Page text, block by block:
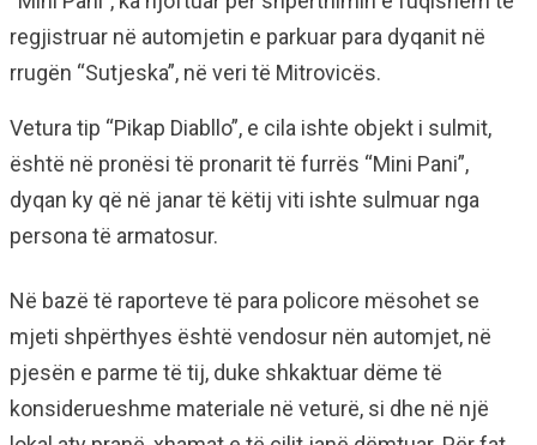
regjistruar në automjetin e parkuar para dyqanit në
rrugën “Sutjeska”, në veri të Mitrovicës.
Vetura tip “Pikap Diabllo”, e cila ishte objekt i sulmit,
është në pronësi të pronarit të furrës “Mini Pani”,
dyqan ky që në janar të këtij viti ishte sulmuar nga
persona të armatosur.
Në bazë të raporteve të para policore mësohet se
mjeti shpërthyes është vendosur nën automjet, në
pjesën e parme të tij, duke shkaktuar dëme të
konsiderueshme materiale në veturë, si dhe në një